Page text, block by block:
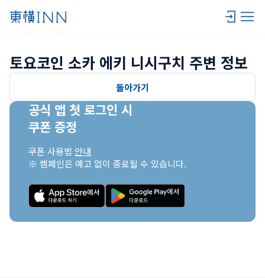
토요코인 소카 에키 니시구치 주변 정보
돌아가기
공식 앱 첫 로그인 시
쿠폰 증정
쿠폰 사용법 안내
※ 캠페인은 예고 없이 종료될 수 있습니다.